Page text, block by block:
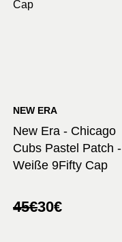
NEW ERA
New Era - Chicago
Cubs Pastel Patch -
Weiße 9Fifty Cap
45€
Ursprünglicher
30€
Aktueller